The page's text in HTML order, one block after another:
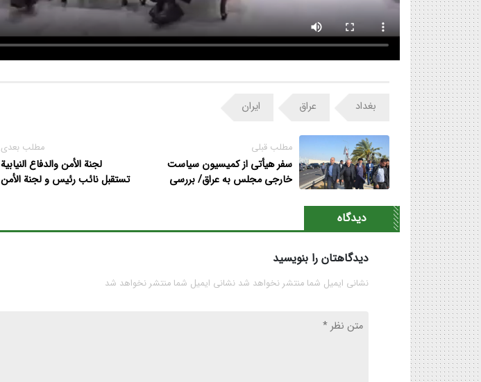
بغداد عراق ایران
مطلب قبلی
سفر هیأتی از کمیسیون سیاست
خارجی مجلس به عراق/ بررسی
مطلب بعدی
لجنة الأمن والدفاع النیابیة
تستقبل نائب رئیس و لجنة الأمن
دیدگاه
دیدگاهتان را بنویسید
نشانی ایمیل شما منتشر نخواهد شد نشانی ایمیل شما منتشر نخواهد شد